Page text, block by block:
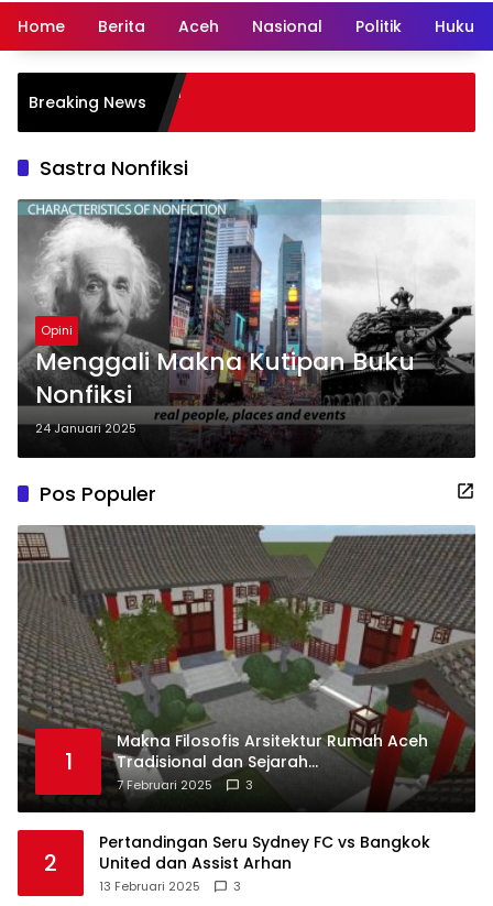
Home Berita Aceh Nasional Politik
Breaking News
Sastra Nonfiksi
Opini
Menggali Makna Kutipan Buku
Nonfiksi
24 Januari 2025
Pos Populer
1
Makna Filosofis Arsitektur Rumah Aceh
Tradisional dan Sejarah
Perkembangannya
7 Februari 2025 3
2
Pertandingan Seru Sydney FC vs Bangkok
United dan Assist Arhan
13 Februari 2025 3